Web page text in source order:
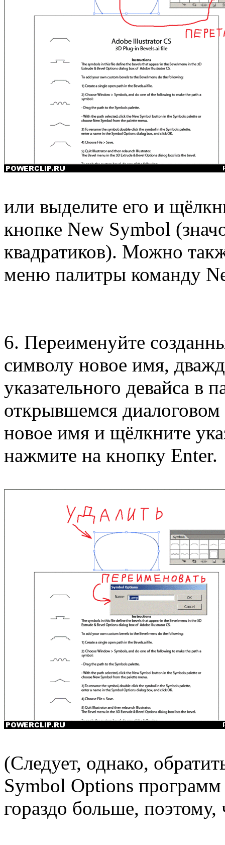
или выделите его и
кнопке New Symbol
квадратиков). Можно
меню палитры команду
6. Переименуйте
символу новое имя,
указательного девайса в
открывшемся
новое имя и щёлкните
нажмите на кнопку Enter.
(Следует, однако,
Symbol Options
гораздо больше,